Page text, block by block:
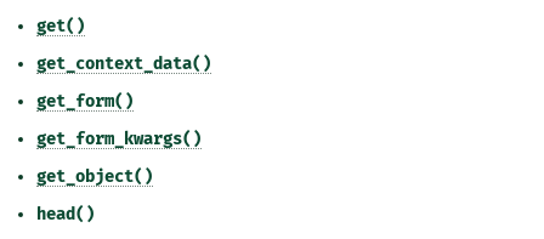
get()
get_context_data()
get_form()
get_form_kwargs()
get_object()
head()